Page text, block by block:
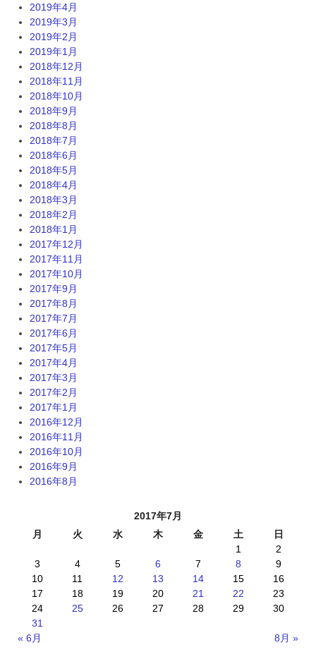
2019年4月
2019年3月
2019年2月
2019年1月
2018年12月
2018年11月
2018年10月
2018年9月
2018年8月
2018年7月
2018年6月
2018年5月
2018年4月
2018年3月
2018年2月
2018年1月
2017年12月
2017年11月
2017年10月
2017年9月
2017年8月
2017年7月
2017年6月
2017年5月
2017年4月
2017年3月
2017年2月
2017年1月
2016年12月
2016年11月
2016年10月
2016年9月
2016年8月
2017年7月
月
火 水 木 金 土 日
« 6月 8月 »
1
2
3
4 5 6 7 8
9
10
11 12 13 14 15
16
17
18 19 20 21 22
23
24
25 26 27 28 29
30
31